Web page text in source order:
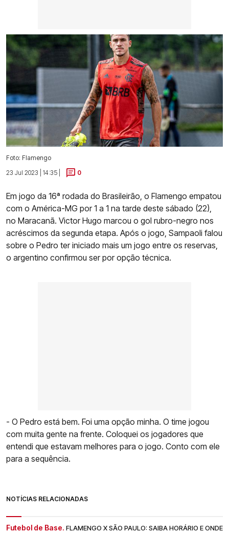
Foto: Flamengo
23 Jul 2023 | 14:35 |
0
Em jogo da 16ª rodada do Brasileirão, o Flamengo empatou
com o América-MG por 1 a 1 na tarde deste sábado (22),
no Maracanã. Victor Hugo marcou o gol rubro-negro nos
acréscimos da segunda etapa. Após o jogo, Sampaoli falou
sobre o Pedro ter iniciado mais um jogo entre os reservas,
o argentino confirmou ser por opção técnica.
- O Pedro está bem. Foi uma opção minha. O time jogou
com muita gente na frente. Coloquei os jogadores que
entendi que estavam melhores para o jogo. Conto com ele
para a sequência.
NOTÍCIAS RELACIONADAS
Futebol de Base. FLAMENGO X SÃO PAULO: SAIBA HORÁRIO E ONDE